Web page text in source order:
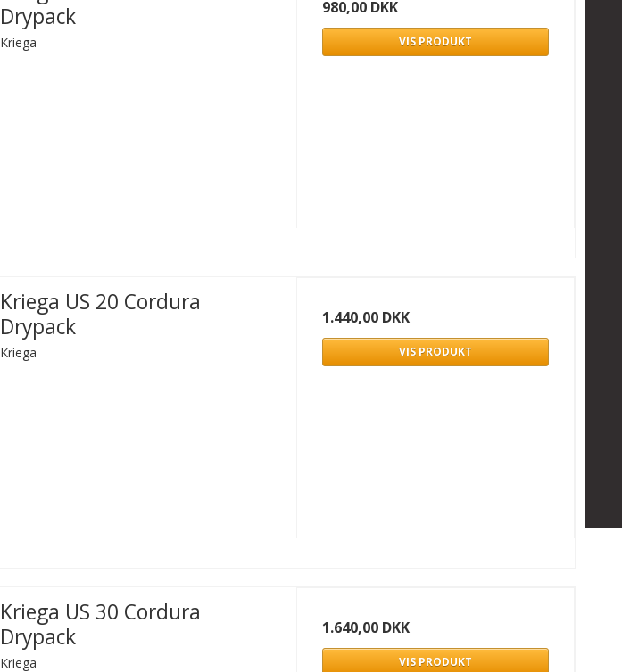
Drypack
Kriega
980,00 DKK
VIS PRODUKT
Kriega US 20 Cordura
Drypack
Kriega
1.440,00 DKK
VIS PRODUKT
Kriega US 30 Cordura
Drypack
Kriega
1.640,00 DKK
VIS PRODUKT